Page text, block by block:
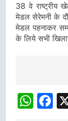
38 वे राष्ट्रीय
मेडल सेरेमनी के
मेडल पहनाकर
के लिये सभी